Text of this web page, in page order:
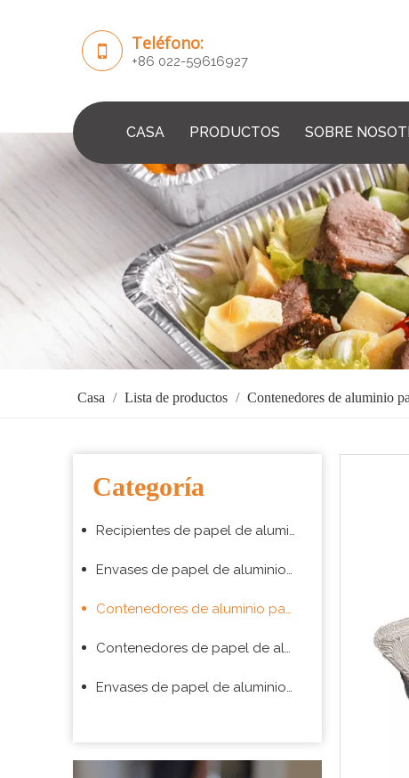
Teléfono:
+86 022-59616927
CASA PRODUCTOS SOBRE
Casa / Lista de productos / Contenedores de aluminio
Categoría
Recipientes de papel de aluminio para hornear
Envases de papel de aluminio para envasado de alimentos para llevar
Contenedores de aluminio para aerolíneas
Contenedores de papel de aluminio para barbacoa
Envases de papel de aluminio para supermercado